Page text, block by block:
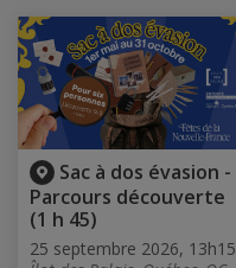
Sac à dos évasion -
Parcours découverte
(1 h 45)
25 septembre 2026, 13h15